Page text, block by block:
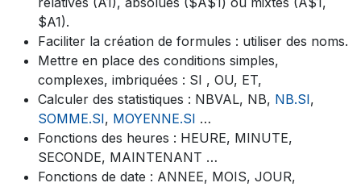
$A1).
Faciliter la création de formules : utiliser des noms.
Mettre en place des conditions simples,
complexes, imbriquées : SI , OU, ET,
Calculer des statistiques : NBVAL, NB, NB.SI,
SOMME.SI, MOYENNE.SI …
Fonctions des heures : HEURE, MINUTE,
SECONDE, MAINTENANT …
Fonctions de date : ANNEE, MOIS, JOUR,